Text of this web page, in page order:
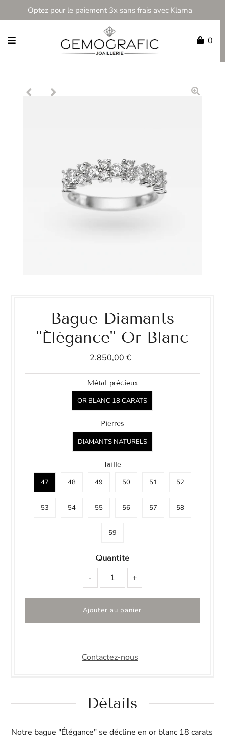
Optez pour le paiement 3x sans frais avec Klarna
0
Bague Diamants
"Élégance" Or Blanc
2.850,00 €
Métal précieux
OR BLANC 18 CARATS
Pierres
DIAMANTS NATURELS
Taille
47 48 49 50 51 52
53 54 55 56 57 58
59
Quantité
- +
Contactez-nous
Détails
Notre bague "Élégance" se décline en or blanc 18 carats